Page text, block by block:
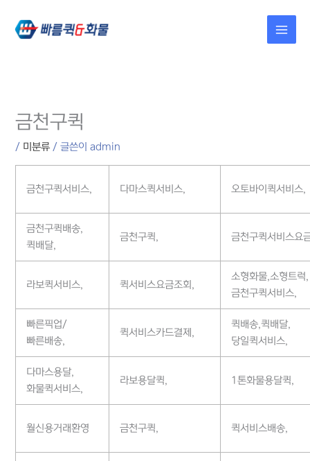
건너뛰기
금천구퀵
/ 미분류 / 글쓴이admin
금천구퀵서비스, 다마스퀵서비스, 오토바이퀵서비스,
금천구퀵배송,
퀵배달,
금천구퀵, 금천구퀵서비스요
라보퀵서비스, 퀵서비스요금조회,
소형화물,소형트럭,
금천구퀵서비스,
빠른픽업/
빠른배송,
퀵서비스카드결제,
퀵배송,퀵배달,
당일퀵서비스,
다마스용달,
화물퀵서비스,
라보용달퀵, 1톤화물용달퀵,
월신용거래환영 금천구퀵, 퀵서비스배송,